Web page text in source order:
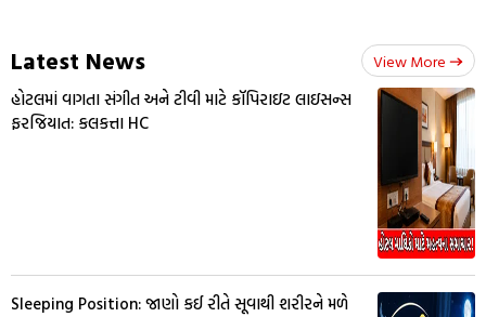
Latest News View More
હોટલમાં વાગતા સંગીત અને ટીવી માટે કૉપિરાઇટ લાઇસન્સ
ફરજિયાત: કલકત્તા HC
Sleeping Position: જાણો કઈ રીતે સૂવાથી શરીરને મળે